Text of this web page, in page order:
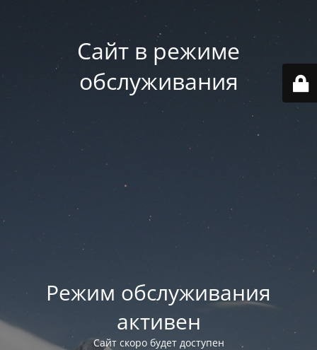
Сайт в режиме
обслуживания
Режим обслуживания
активен
Сайт скоро будет доступен